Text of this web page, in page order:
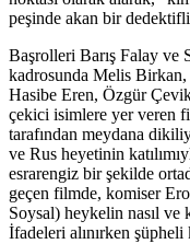
peşinde akan bir
Başrolleri Barış Falay ve
kadrosunda Melis
Hasibe Eren, Özgür
çekici isimlere yer veren
tarafından meydana
ve Rus heyetinin
esrarengiz bir şekilde
geçen filmde, komiser
Soysal) heykelin nasıl ve
İfadeleri alınırken şüpheli